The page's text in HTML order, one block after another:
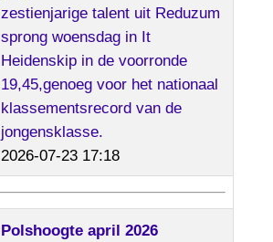
zestienjarige talent uit Reduzum
sprong woensdag in It
Heidenskip in de voorronde
19,45,genoeg voor het nationaal
klassementsrecord van de
jongensklasse.
2026-07-23 17:18
Polshoogte april 2026